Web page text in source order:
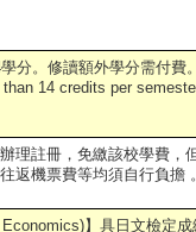
分。修讀額外學分需付費。
14 credits per
理註冊，免繳該校學費，
返機票費等均須自行負擔 。
】具日文檢定成